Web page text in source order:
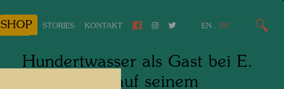
SHOP STORIES KONTAKT EN . DE
Hundertwasser als Gast bei E.
R. Finsches auf seinem